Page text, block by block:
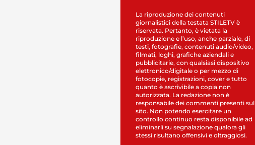
La riproduzione dei contenuti
giornalistici della testata STILETV è
riservata. Pertanto, è vietata la
riproduzione e l’uso, anche parziale, di
testi, fotografie, contenuti audio/video,
filmati, loghi, grafiche aziendali e
pubblicitarie, con qualsiasi dispositivo
elettronico/digitale o per mezzo di
fotocopie, registrazioni, cover e tutto
quanto è ascrivibile a copia non
autorizzata. La redazione non è
responsabile dei commenti presenti sul
sito. Non potendo esercitare un
controllo continuo resta disponibile ad
eliminarli su segnalazione qualora gli
stessi risultano offensivi e oltraggiosi.